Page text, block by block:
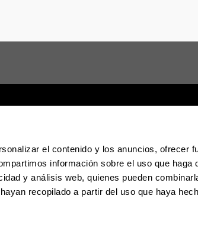
el contenido y los anuncios, ofrecer
información sobre el uso que haga
y análisis web, quienes pueden
recopilado a partir del uso que haya
Accesibilidad
La EHU en TiktokLa EHU en Bluesky
La EHU